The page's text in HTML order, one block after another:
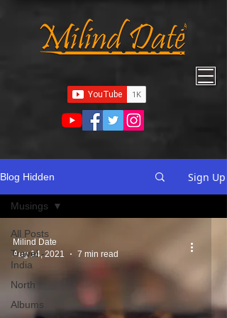
Blog Hidden Sign Up
All Posts
Travel -
India
North
Albums
Musings
Milind Date
Aug 14, 2021
7 min read